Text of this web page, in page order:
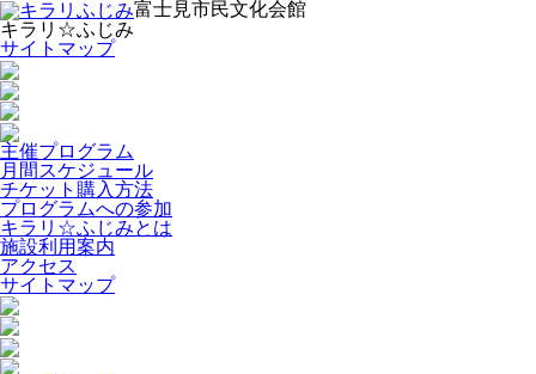
富士見市民文化会館
キラリ☆ふじみ
サイトマップ
主催プログラム
月間スケジュール
チケット購入方法
プログラムへの参加
キラリ☆ふじみとは
施設利用案内
アクセス
サイトマップ